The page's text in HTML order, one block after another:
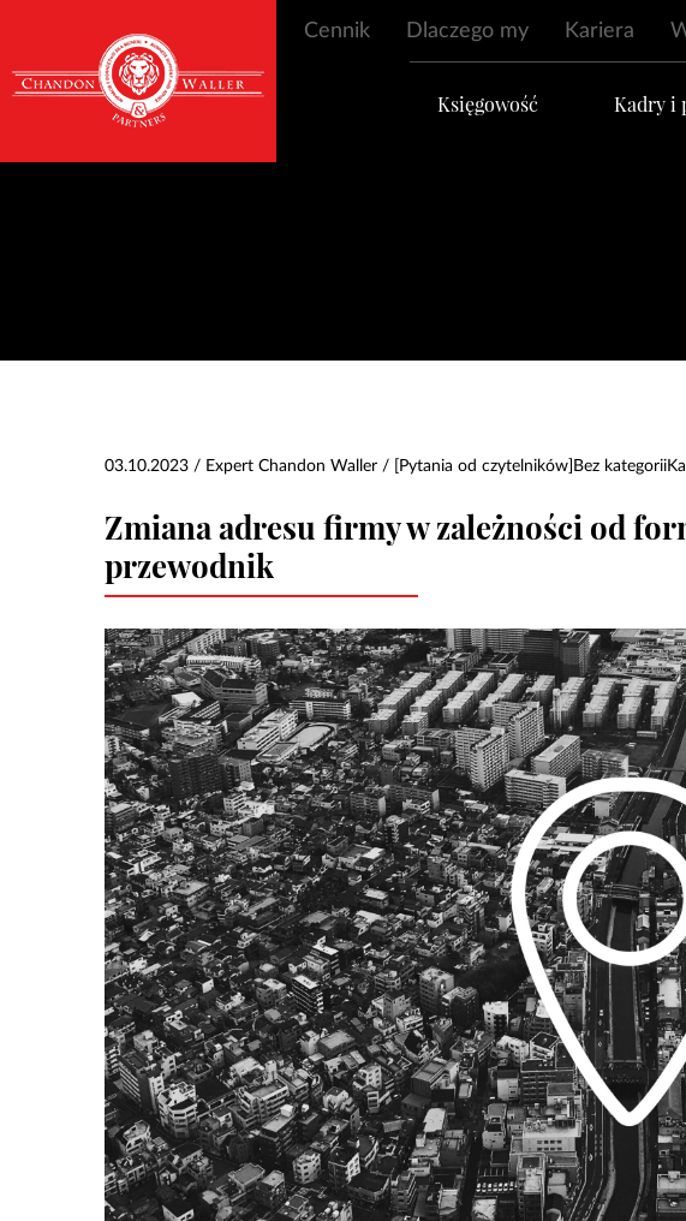
Cennik Dlaczego my Kariera
Księgowość Kadry i
03.10.2023 / Expert Chandon Waller / [Pytania od czytelników] Bez kategorii
Zmiana adresu firmy w zależności od
przewodnik